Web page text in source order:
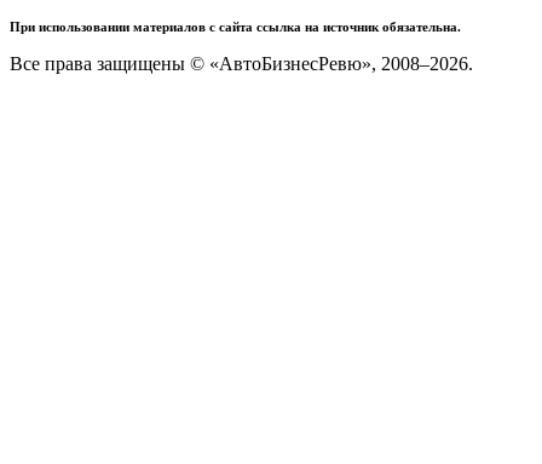
При использовании материалов с сайта ссылка на источник обязательна.
Все права защищены © «АвтоБизнесРевю», 2008–2026.